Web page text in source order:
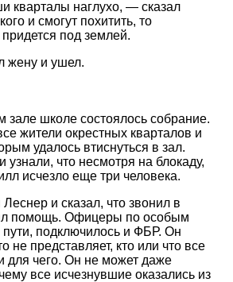
кварталы наглухо, — сказал
и смогут похитить, то
под землей.
жену и ушел.
зале школе состоялось собрание.
жители окрестных кварталов и
удалось втиснуться в зал.
что несмотря на блокаду,
исчезло еще три человека.
и сказал, что звонил в
помощь. Офицеры по особым
подключилось и ФБР. Он
не представляет, кто или что все
для чего. Он не может даже
все исчезнувшие оказались из